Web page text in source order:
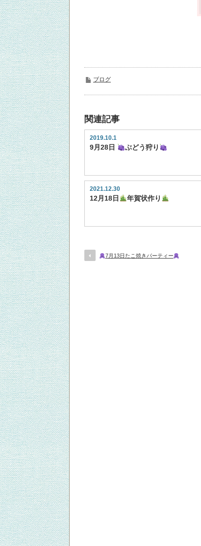
ブログ
関連記事
2019.10.1
9月28日 ぶどう狩り
2021.12.30
12月18日 年賀状作り
7月13日たこ焼きパーティー